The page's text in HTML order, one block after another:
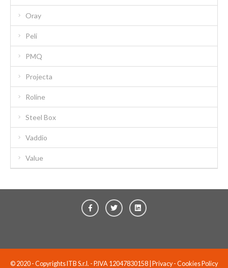
Oray
Peli
PMQ
Projecta
Roline
Steel Box
Vaddio
Value
© 2020 - Copyrights ITB S.r.l. - P.IVA 12047830158 | Privacy- Cookies Policy